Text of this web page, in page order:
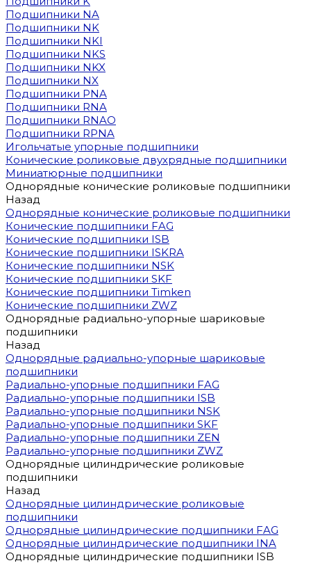
Подшипники NA
Подшипники NK
Подшипники NKI
Подшипники NKS
Подшипники NKX
Подшипники NX
Подшипники PNA
Подшипники RNA
Подшипники RNAO
Подшипники RPNA
Игольчатые упорные подшипники
Конические роликовые двухрядные подшипники
Миниатюрные подшипники
Однорядные конические роликовые подшипники
Назад
Однорядные конические роликовые подшипники
Конические подшипники FAG
Конические подшипники ISB
Конические подшипники ISKRA
Конические подшипники NSK
Конические подшипники SKF
Конические подшипники Timken
Конические подшипники ZWZ
Однорядные радиально-упорные шариковые
подшипники
Назад
Однорядные радиально-упорные шариковые
подшипники
Радиально-упорные подшипники FAG
Радиально-упорные подшипники ISB
Радиально-упорные подшипники NSK
Радиально-упорные подшипники SKF
Радиально-упорные подшипники ZEN
Радиально-упорные подшипники ZWZ
Однорядные цилиндрические роликовые
подшипники
Назад
Однорядные цилиндрические роликовые
подшипники
Однорядные цилиндрические подшипники FAG
Однорядные цилиндрические подшипники INA
Однорядные цилиндрические подшипники ISB